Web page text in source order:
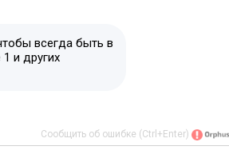
всегда быть в
и других
Сообщить об ошибке (Ctrl+Enter)